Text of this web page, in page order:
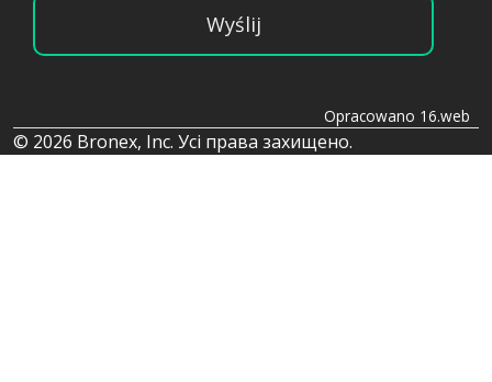
Wyślij
Opracowano 16.web
© 2026 Bronex, Inc. Усі права захищено.